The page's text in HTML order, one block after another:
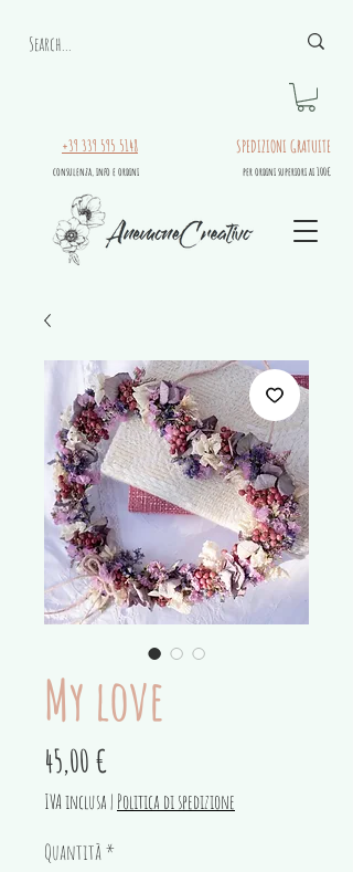
SPEDIZIONI GRATUITE
per ordini superiori ai 100€
+39 339 595 5148
consulenza, info e ordini
My love
45,00 €
IVA inclusa| Politica di spedizione
Quantità*